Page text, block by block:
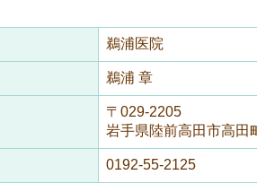
鵜浦医院
鵜浦 章
〒029-2205
岩手県陸前高田市高田
0192-55-2125